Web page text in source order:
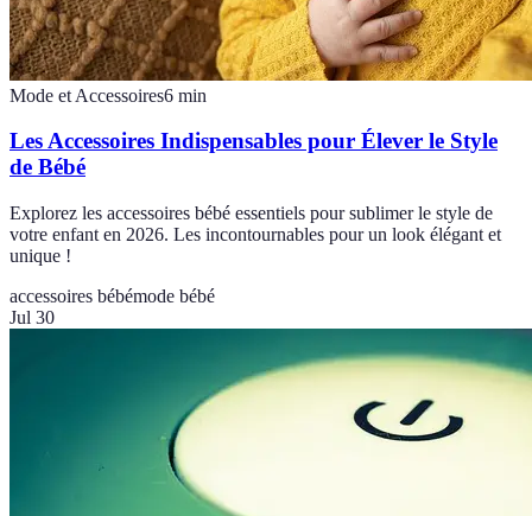
Mode et Accessoires6 min
Les Accessoires Indispensables pour Élever le Style
de Bébé
Explorez les accessoires bébé essentiels pour sublimer le style de
votre enfant en 2026. Les incontournables pour un look élégant et
unique !
accessoires bébémode bébé
Jul 30